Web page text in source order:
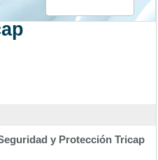
y Protección Tricap